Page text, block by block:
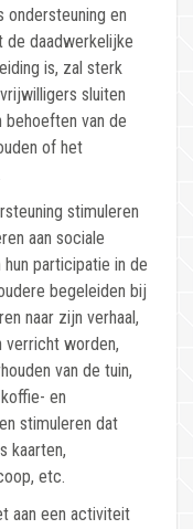
ondersteuning en
de daadwerkelijke
is, zal sterk
sluiten
behoeften van de
of het
stimuleren
aan sociale
participatie in de
begeleiden bij
naar zijn verhaal,
verricht worden,
van de tuin,
en
stimuleren dat
kaarten,
etc.
aan een activiteit